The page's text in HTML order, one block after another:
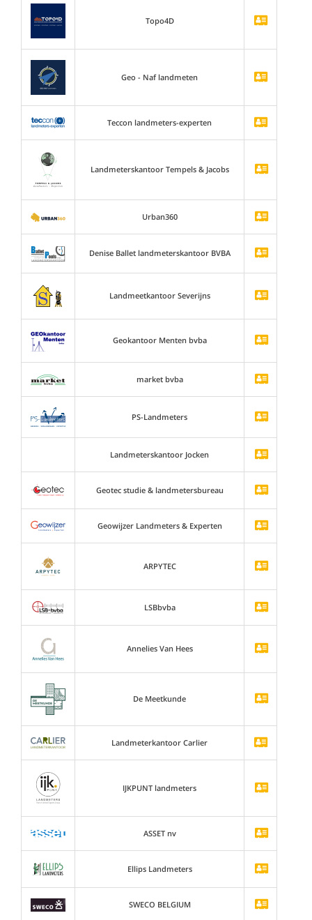
Topo4D
Geo - Naf landmeten
Teccon landmeters-experten
Landmeterskantoor Tempels & Jacobs
Urban360
Denise Ballet landmeterskantoor BVBA
Landmeetkantoor Severijns
Geokantoor Menten bvba
market bvba
PS-Landmeters
Landmeterskantoor Jocken
Geotec studie & landmetersbureau
Geowijzer Landmeters & Experten
ARPYTEC
LSBbvba
Annelies Van Hees
De Meetkunde
Landmeterkantoor Carlier
IJKPUNT landmeters
ASSET nv
Ellips Landmeters
SWECO BELGIUM